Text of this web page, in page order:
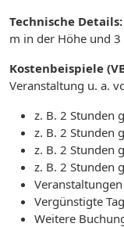
Technische Details:
m in der Höhe und
Kostenbeispiele
Veranstaltung u. a.
z. B. 2 Stunden
z. B. 2 Stunden
z. B. 2 Stunden
z. B. 2 Stunden
Vergünstigte
Weitere